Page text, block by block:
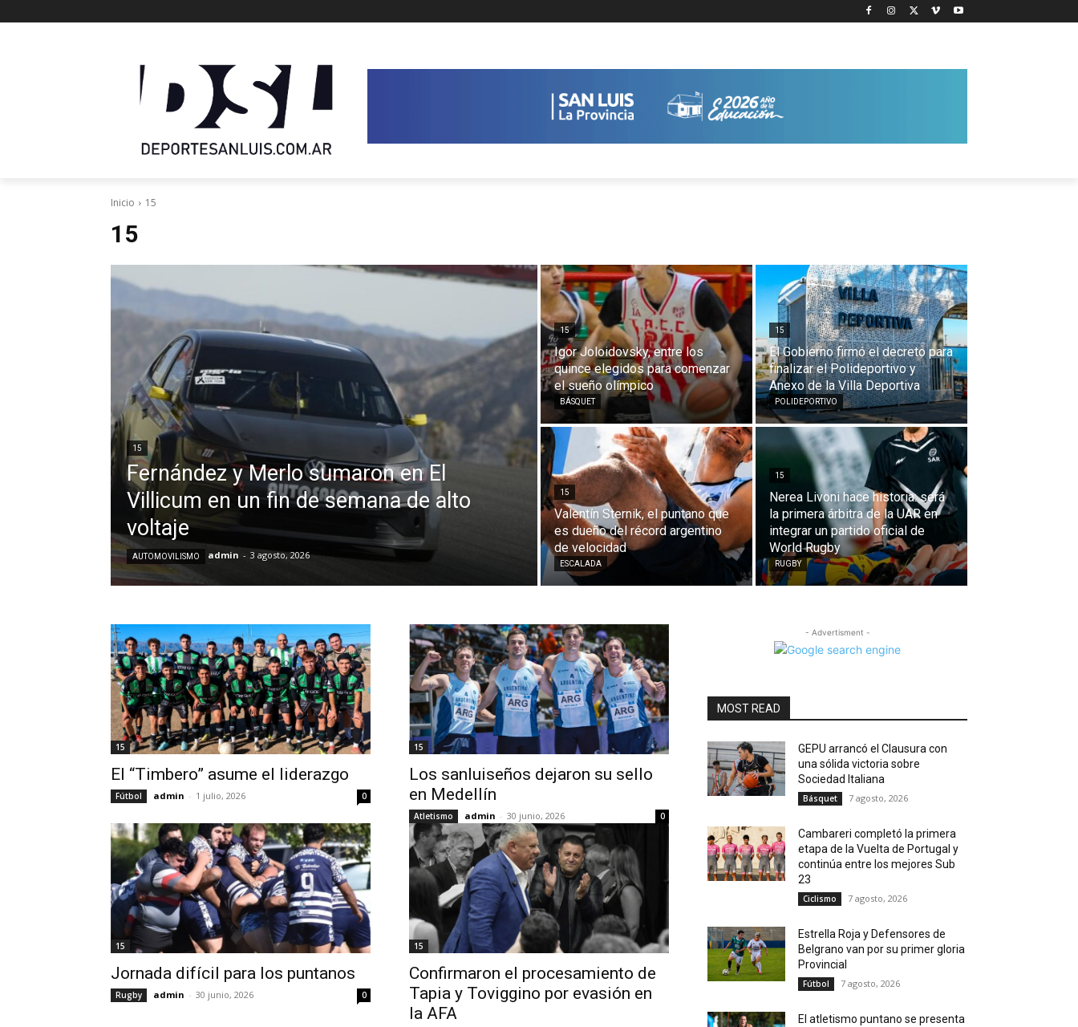
Inicio 15
15
15
Fernández y Merlo sumaron en El
Villicum en un fin de semana de alto
voltaje
AUTOMOVILISMO admin - 3 agosto, 2026
15
Igor Joloidovsky, entre los
quince elegidos para comenzar
el sueño olímpico
BÁSQUET
15
El Gobierno firmó el decreto para
finalizar el Polideportivo y
Anexo de la Villa Deportiva
POLIDEPORTIVO
15
Valentín Sternik, el puntano que
es dueño del récord argentino
de velocidad
ESCALADA
15
Nerea Livoni hace historia: será
la primera árbitra de la UAR en
integrar un partido oficial de
World Rugby
RUGBY
15
El “Timbero” asume el liderazgo
Fútbol admin - 1 julio, 2026 0
15
Los sanluiseños dejaron su sello
en Medellín
Atletismo admin - 30 junio, 2026 0
15
Jornada difícil para los puntanos
Rugby admin - 30 junio, 2026 0
15
Confirmaron el procesamiento de
Tapia y Toviggino por evasión en
la AFA
- Advertisment -
MOST READ
GEPU arrancó el Clausura con
una sólida victoria sobre
Sociedad Italiana
Básquet 7 agosto, 2026
Cambareri completó la primera
etapa de la Vuelta de Portugal y
continúa entre los mejores Sub
23
Ciclismo 7 agosto, 2026
Estrella Roja y Defensores de
Belgrano van por su primer gloria
Provincial
Fútbol 7 agosto, 2026
El atletismo puntano se presenta